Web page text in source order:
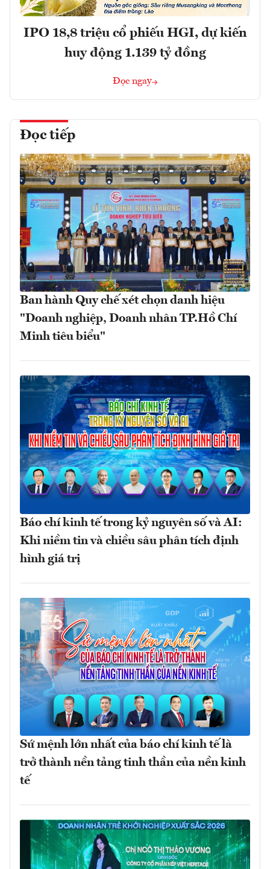
IPO 18,8 triệu cổ phiếu HGI, dự kiến
huy động 1.139 tỷ đồng
Đọc ngay
Đọc tiếp
Ban hành Quy chế xét chọn danh hiệu
"Doanh nghiệp, Doanh nhân TP.Hồ Chí
Minh tiêu biểu"
Báo chí kinh tế trong kỷ nguyên số và AI:
Khi niềm tin và chiều sâu phân tích định
hình giá trị
Sứ mệnh lớn nhất của báo chí kinh tế là
trở thành nền tảng tinh thần của nền kinh
tế